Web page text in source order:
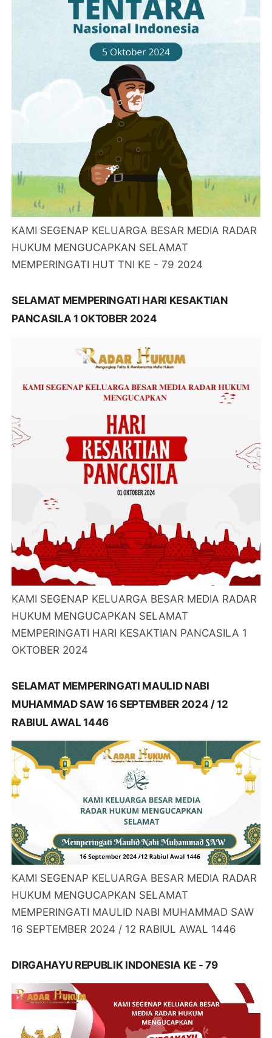
KAMI SEGENAP KELUARGA BESAR MEDIA RADAR
HUKUM MENGUCAPKAN SELAMAT
MEMPERINGATI HUT TNI KE - 79 2024
SELAMAT MEMPERINGATI HARI KESAKTIAN
PANCASILA 1 OKTOBER 2024
KAMI SEGENAP KELUARGA BESAR MEDIA RADAR
HUKUM MENGUCAPKAN SELAMAT
MEMPERINGATI HARI KESAKTIAN PANCASILA 1
OKTOBER 2024
SELAMAT MEMPERINGATI MAULID NABI
MUHAMMAD SAW 16 SEPTEMBER 2024 / 12
RABIUL AWAL 1446
KAMI SEGENAP KELUARGA BESAR MEDIA RADAR
HUKUM MENGUCAPKAN SELAMAT
MEMPERINGATI MAULID NABI MUHAMMAD SAW
16 SEPTEMBER 2024 / 12 RABIUL AWAL 1446
DIRGAHAYU REPUBLIK INDONESIA KE - 79